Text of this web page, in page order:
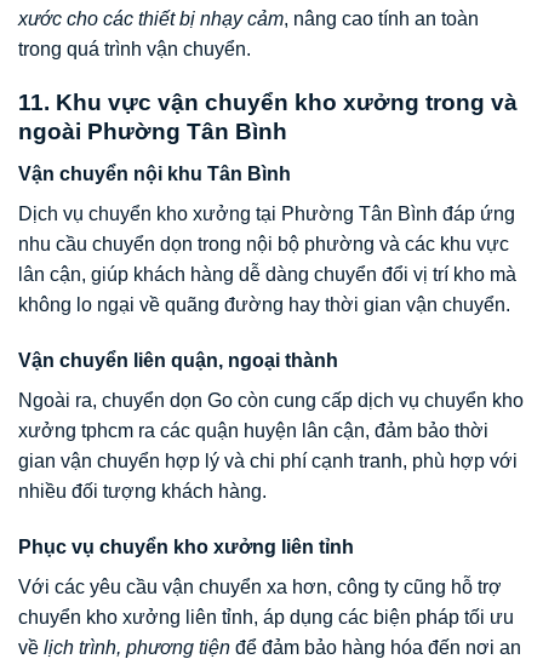
xước cho các thiết bị nhạy cảm, nâng cao tính an toàn
trong quá trình vận chuyển.
11. Khu vực vận chuyển kho xưởng trong và
ngoài Phường Tân Bình
Vận chuyển nội khu Tân Bình
Dịch vụ chuyển kho xưởng tại Phường Tân Bình đáp ứng
nhu cầu chuyển dọn trong nội bộ phường và các khu vực
lân cận, giúp khách hàng dễ dàng chuyển đổi vị trí kho mà
không lo ngại về quãng đường hay thời gian vận chuyển.
Vận chuyển liên quận, ngoại thành
Ngoài ra, chuyển dọn Go còn cung cấp dịch vụ chuyển kho
xưởng tphcm ra các quận huyện lân cận, đảm bảo thời
gian vận chuyển hợp lý và chi phí cạnh tranh, phù hợp với
nhiều đối tượng khách hàng.
Phục vụ chuyển kho xưởng liên tỉnh
Với các yêu cầu vận chuyển xa hơn, công ty cũng hỗ trợ
chuyển kho xưởng liên tỉnh, áp dụng các biện pháp tối ưu
về lịch trình, phương tiện để đảm bảo hàng hóa đến nơi an